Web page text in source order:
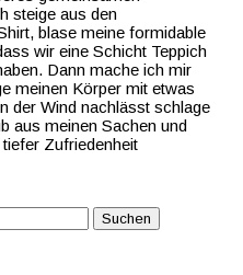
steige aus den
blase meine formidable
wir eine Schicht Teppich
Dann mache ich mir
meinen Körper mit etwas
der Wind nachlässt schlage
aus meinen Sachen und
Zufriedenheit